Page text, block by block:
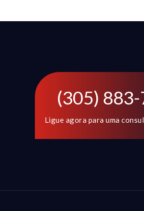
(305)
Ligue agora para uma